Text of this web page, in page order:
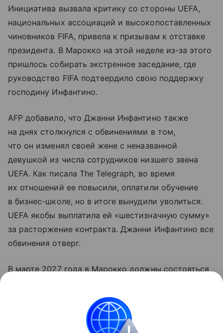
Инициатива вызвала критику со стороны UEFA,
национальных ассоциаций и высокопоставленных
чиновников FIFA, привела к призывам к отставке
президента. В Марокко на этой неделе из-за этого
пришлось собирать экстренное заседание, где
руководство FIFA подтвердило свою поддержку
господину Инфантино.
AFP добавило, что Джанни Инфантино также
на днях столкнулся с обвинениями в том,
что он изменял своей жене с неназванной
девушкой из числа сотрудников низшего звена
UEFA. Как писала The Telegraph, во время
их отношений ее повысили, оплатили обучение
в бизнес-школе, но в итоге вынудили уволиться.
UEFA якобы выплатила ей «шестизначную сумму»
за расторжение контракта. Джанни Инфантино все
обвинения отверг.
В марте 2027 года в Марокко должны состояться
заявил, что будет баллотироваться на новый срок.
Подробнее — в материале «Ъ» «Уйди,